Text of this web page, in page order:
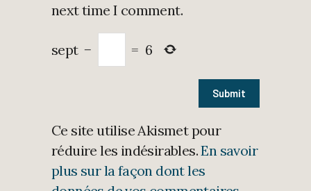
next time I comment.
sept − = 6
Ce site utilise Akismet pour
réduire les indésirables.En savoir
plus sur la façon dont les